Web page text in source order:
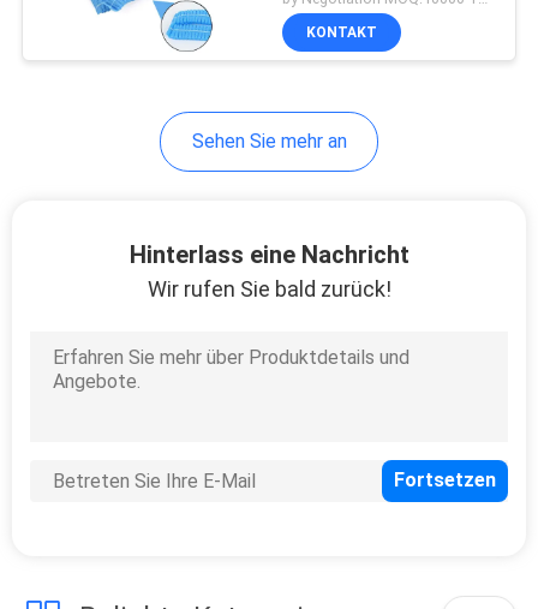
KONTAKT
Sehen Sie mehr an
Hinterlass eine Nachricht
Wir rufen Sie bald zurück!